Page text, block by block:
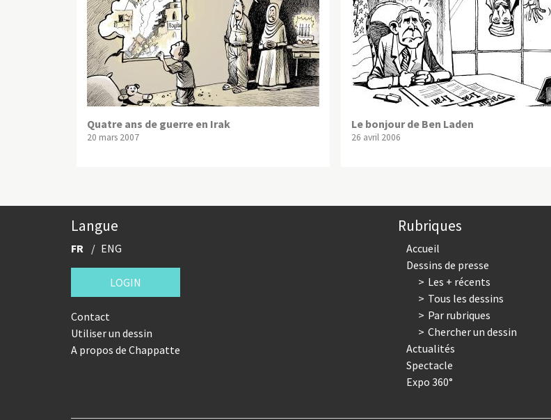
Quatre ans de guerre en Irak
20 mars 2007
Le bonjour de Ben Laden
26 avril 2006
Langue
FR ENG
LOGIN
Contact
Utiliser un dessin
A propos de Chappatte
Rubriques
Accueil
Dessins de presse
Les + récents
Tous les dessins
Par rubriques
Chercher un dessin
Actualités
Spectacle
Expo 360°